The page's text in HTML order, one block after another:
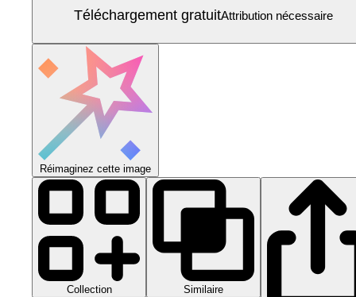
Téléchargement gratuitAttribution nécessaire
Réimaginez cette image
Collection Similaire